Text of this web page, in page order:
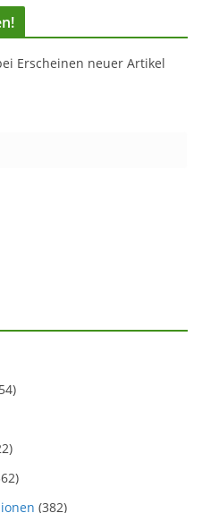
Erscheinen neuer Artikel
(382)